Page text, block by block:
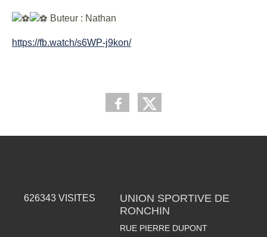
Buteur : Nathan
https://fb.watch/s6WP-j9kon/
626343 VISITES
UNION SPORTIVE DE
RONCHIN
RUE PIERRE DUPONT